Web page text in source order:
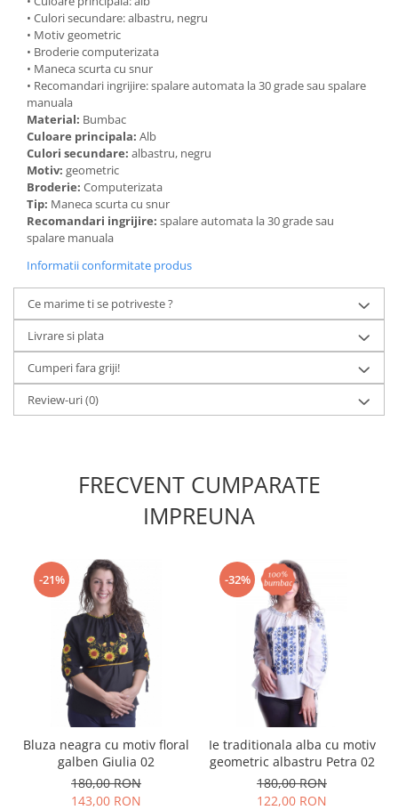
• Culori secundare: albastru, negru
• Motiv geometric
• Broderie computerizata
• Maneca scurta cu snur
• Recomandari ingrijire: spalare automata la 30 grade sau spalare
manuala
Material: Bumbac
Culoare principala: Alb
Culori secundare: albastru, negru
Motiv: geometric
Broderie: Computerizata
Tip: Maneca scurta cu snur
Recomandari ingrijire: spalare automata la 30 grade sau
spalare manuala
Informatii conformitate produs
Ce marime ti se potriveste ?
Livrare si plata
Cumperi fara griji!
Review-uri(0)
FRECVENT CUMPARATE
IMPREUNA
-21%
Bluza neagra cu motiv floral
galben Giulia 02
180,00 RON
143,00 RON
-32%
Ie traditionala alba cu motiv
geometric albastru Petra 02
180,00 RON
122,00 RON